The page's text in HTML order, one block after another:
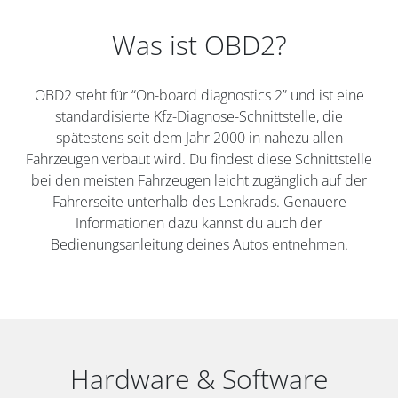
Was ist OBD2?
OBD2 steht für “On-board diagnostics 2” und ist eine
standardisierte Kfz-Diagnose-Schnittstelle, die
spätestens seit dem Jahr 2000 in nahezu allen
Fahrzeugen verbaut wird. Du findest diese Schnittstelle
bei den meisten Fahrzeugen leicht zugänglich auf der
Fahrerseite unterhalb des Lenkrads. Genauere
Informationen dazu kannst du auch der
Bedienungsanleitung deines Autos entnehmen.
Hardware & Software